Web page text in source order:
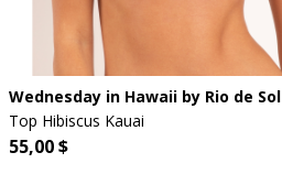
Wednesday in Hawaii by Rio de Sol
Top Hibiscus Kauai
55,00 $